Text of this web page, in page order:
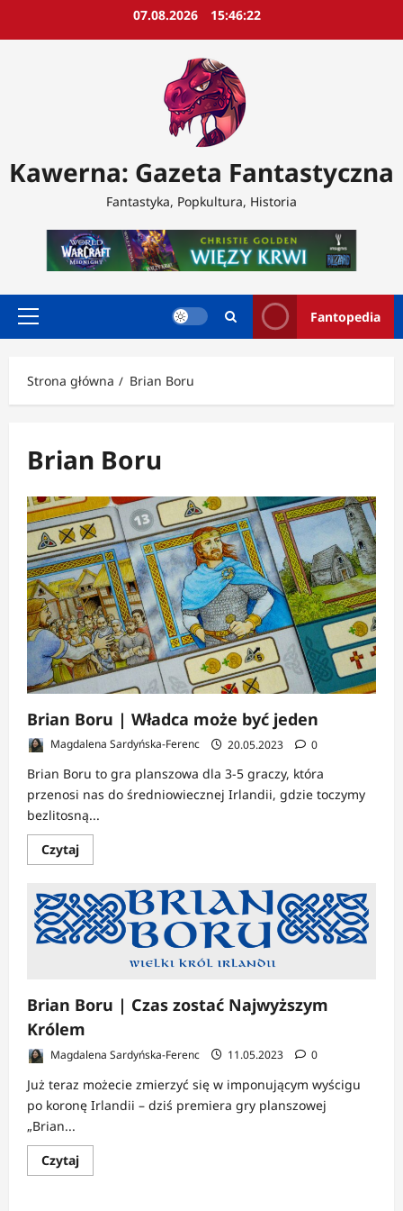
07.08.2026 15:46:24
Kawerna: Gazeta Fantastyczna
Fantastyka, Popkultura, Historia
Menu
Fantopedia
Strona główna Brian Boru
Brian Boru
Brian Boru | Władca może być jeden
Magdalena Sardyńska-Ferenc 20.05.2023 0
Brian Boru to gra planszowa dla 3-5 graczy, która
przenosi nas do średniowiecznej Irlandii, gdzie toczymy
bezlitosną...
CzytajDowiedz
się
Brian
Boru
|
Władca
może
Brian Boru | Czas zostać Najwyższym
Królem
Magdalena Sardyńska-Ferenc 11.05.2023 0
Już teraz możecie zmierzyć się w imponującym wyścigu
po koronę Irlandii – dziś premiera gry planszowej
„Brian...
CzytajDowiedz
się